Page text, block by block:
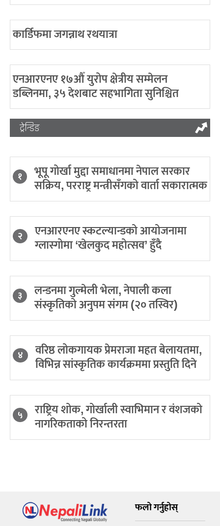
कार्डिफमा जगन्नाथ रथयात्रा
एनआरएनए १७औँ युरोप क्षेत्रीय सम्मेलन
डब्लिनमा, ३५ देशबाट सहभागिता सुनिश्चित
ट्रेन्डिङ
१ भूपू गोर्खा मुद्दा समाधानमा नेपाल सरकार
सक्रिय, परराष्ट्र मन्त्रीसँगको वार्ता सकारात्मक
२ एनआरएनए स्कटल्यान्डको आयोजनामा
ग्लास्गोमा ‘खेलकुद महोत्सव’ हुँदै
३ लन्डनमा गुल्मेली भेला, नेपाली कला
संस्कृतिको अनुपम संगम (२० तस्विर)
४ वरिष्ठ लोकगायक प्रेमराजा महत बेलायतमा,
विभिन्न सांस्कृतिक कार्यक्रममा प्रस्तुति दिने
५ राष्ट्रिय शोक, गोर्खाली स्वाभिमान र वंशजको
नागरिकताको निरन्तरता
फलो गर्नुहोस्